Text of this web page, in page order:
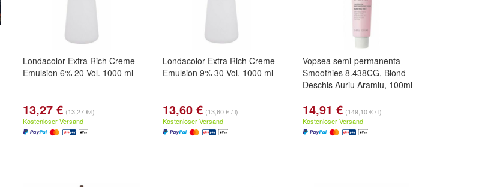
Londacolor Extra Rich Creme
Emulsion 6% 20 Vol. 1000 ml
13,27 € (13,27 €/l)
Kostenloser Versand
Londacolor Extra Rich Creme
Emulsion 9% 30 Vol. 1000 ml
13,60 € (13,60 € / l)
Kostenloser Versand
Vopsea semi-permanenta
Smoothies 8.438CG, Blond
Deschis Auriu Aramiu, 100ml
14,91 € (149,10 € / l)
Kostenloser Versand